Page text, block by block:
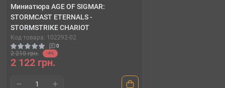
Миниатюра AGE OF SIGMAR:
STORMCAST ETERNALS -
STORMSTRIKE CHARIOT
Код товара: 102292-02
0
2 210 грн. -4%
2 122 грн.